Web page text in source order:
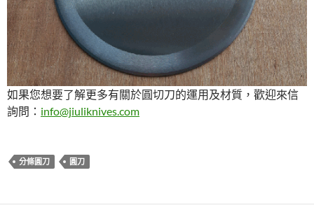
如果您想要了解更多有關於圓切刀的運用及材質，歡迎來信
詢問： info@jiuliknives.com
分條圓刀 圓刀